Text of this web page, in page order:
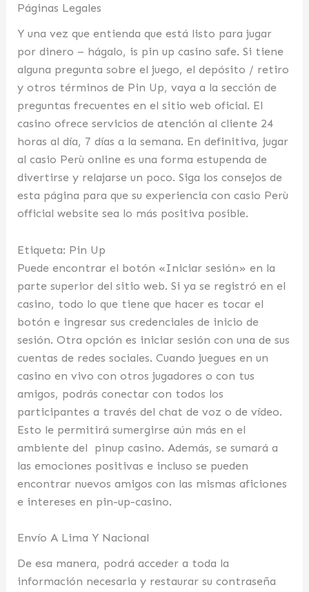
Páginas Legales
Y una vez que entienda que está listo para jugar
por dinero – hágalo, is pin up casino safe. Si tiene
alguna pregunta sobre el juego, el depósito / retiro
y otros términos de Pin Up, vaya a la sección de
preguntas frecuentes en el sitio web oficial. El
casino ofrece servicios de atención al cliente 24
horas al día, 7 días a la semana. En definitiva, jugar
al casio Perù online es una forma estupenda de
divertirse y relajarse un poco. Siga los consejos de
esta página para que su experiencia con casio Perù
official website sea lo más positiva posible.
Etiqueta: Pin Up
Puede encontrar el botón «Iniciar sesión» en la
parte superior del sitio web. Si ya se registró en el
casino, todo lo que tiene que hacer es tocar el
botón e ingresar sus credenciales de inicio de
sesión. Otra opción es iniciar sesión con una de sus
cuentas de redes sociales. Cuando juegues en un
casino en vivo con otros jugadores o con tus
amigos, podrás conectar con todos los
participantes a través del chat de voz o de vídeo.
Esto le permitirá sumergirse aún más en el
ambiente del pinup casino. Además, se sumará a
las emociones positivas e incluso se pueden
encontrar nuevos amigos con las mismas aficiones
e intereses en pin-up-casino.
Envío A Lima Y Nacional
De esa manera, podrá acceder a toda la
información necesaria y restaurar su contraseña